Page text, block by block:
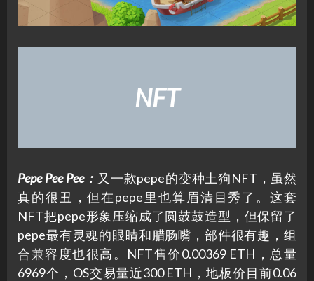
NFT
Pepe Pee Pee： 又一款pepe的变种土狗NFT，虽然
真的很丑，但在pepe里也算眉清目秀了。这套
NFT把pepe形象压缩成了圆鼓鼓造型，但保留了
pepe最有灵魂的眼睛和腊肠嘴，部件很有趣，组
合兼容度也很高。NFT售价0.00369 ETH，总量
6969个，OS交易量近300 ETH，地板价目前0.06